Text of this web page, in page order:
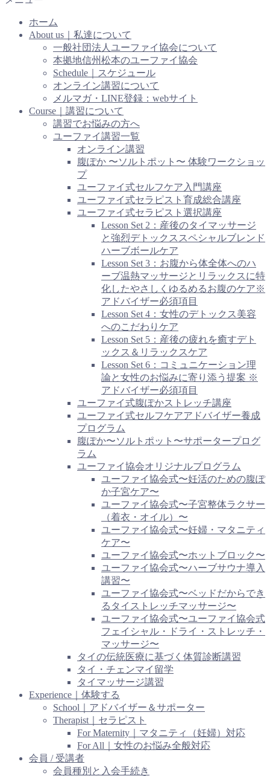
ホーム
About us｜私達について
一般社団法人ユーファイ協会について
本拠地信州松本のユーファイ協会
Schedule｜スケジュール
オンライン講習について
メルマガ・LINE登録：webサイト
Course｜講習について
講習でお悩みの方へ
ユーファイ講習一覧
オンライン講習
腹ぽか 〜ソルトポット〜 体験ワークショッ
プ
ユーファイ式セルフケア入門講座
ユーファイ式セラピスト育成総合講座
ユーファイ式セラピスト選択講座
Lesson Set 2：産後のタイマッサージ
と強烈デトックススペシャルブレンド
ハーブボールケア
Lesson Set 3：お腹から体全体へのハ
ーブ温熱マッサージとリラックスに特
化したやさしくゆるめるお腹のケア※
アドバイザー必須項目
Lesson Set 4：女性のデトックス美容
へのこだわりケア
Lesson Set 5：産後の疲れを癒すデト
ックス＆リラックスケア
Lesson Set 6：コミュニケーション理
論と女性のお悩みに寄り添う提案 ※
アドバイザー必須項目
ユーファイ式腹ぽかストレッチ講座
ユーファイ式セルフケアアドバイザー養成
プログラム
腹ぽか〜ソルトポット〜サポータープログ
ラム
ユーファイ協会オリジナルプログラム
ユーファイ協会式〜妊活のための腹ぽ
か子宮ケア〜
ユーファイ協会式〜子宮整体ラクサー
（着衣・オイル）〜
ユーファイ協会式〜妊婦・マタニティ
ケア〜
ユーファイ協会式〜ホットブロック〜
ユーファイ協会式〜ハーブサウナ導入
講習〜
ユーファイ協会式〜ベッドだからでき
るタイストレッチマッサージ〜
ユーファイ協会式〜ユーファイ協会式
フェイシャル・ドライ・ストレッチ・
マッサージ〜
タイの伝統医療に基づく体質診断講習
タイ・チェンマイ留学
タイマッサージ講習
Experience｜体験する
School｜アドバイザー＆サポーター
Therapist｜セラピスト
For Maternity｜マタニティ（妊婦）対応
For All｜女性のお悩み全般対応
会員 / 受講者
会員種別と入会手続き